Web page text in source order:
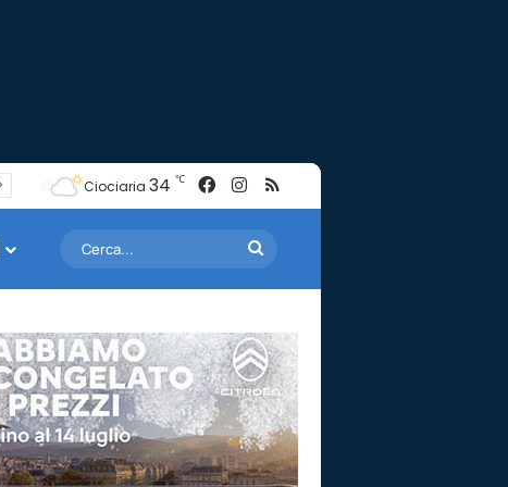
Ciociaria 34 ℃ FacebookInstagram
RSS